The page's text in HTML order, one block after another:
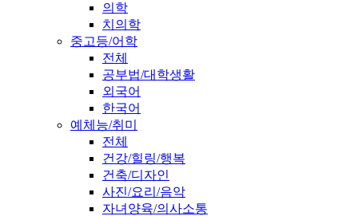
의학
치의학
중고등/어학
전체
공부법/대학생활
외국어
한국어
예체능/취미
전체
건강/힐링/행복
건축/디자인
사진/요리/음악
자녀양육/의사소통